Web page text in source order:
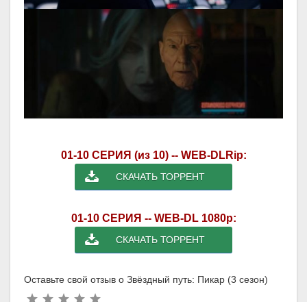
01-10 СЕРИЯ (из 10) -- WEB-DLRip:
СКАЧАТЬ ТОРРЕНТ
01-10 СЕРИЯ -- WEB-DL 1080p:
СКАЧАТЬ ТОРРЕНТ
Оставьте свой отзыв о Звёздный путь: Пикар (3 сезон)